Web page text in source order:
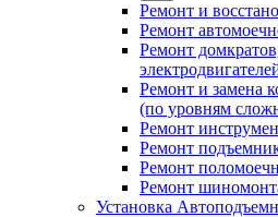
Ремонт и
Ремонт
Ремонт
Ремонт и замена
(по уровням
Ремонт
Ремонт
Ремонт
Ремонт
Установка